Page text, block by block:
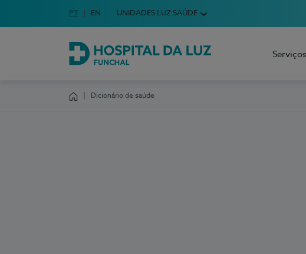
Escolha o seu idioma
Idioma em Português
PT English Language
EN UNIDADES LUZ SAÚDE
Hospital da Luz Funchal
Dicionário de saúde